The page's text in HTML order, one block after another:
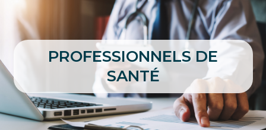
PROFESSIONNELS DE
SANTÉ